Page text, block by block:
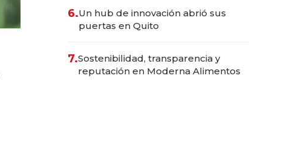
6.Un hub de innovación abrió sus
puertas en Quito
7.Sostenibilidad, transparencia y
reputación en Moderna Alimentos